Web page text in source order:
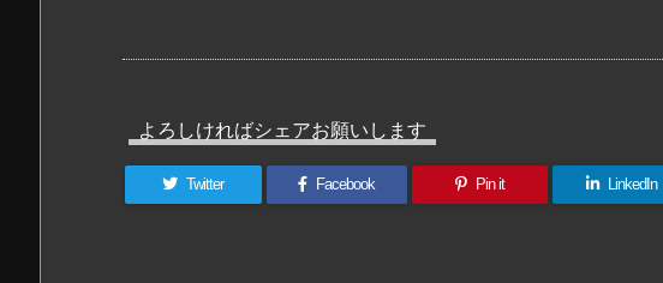
よろしければシェアお願いします
Twitter Facebook Pin it LinkedIn